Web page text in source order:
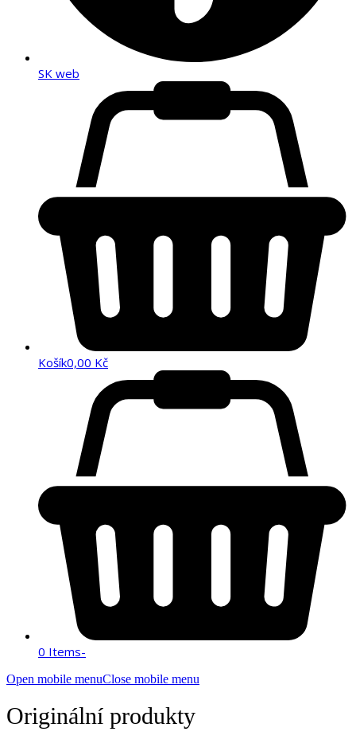
SK web
Košík0,00 Kč
0 Items-
Open mobile menuClose mobile menu
Originální produkty